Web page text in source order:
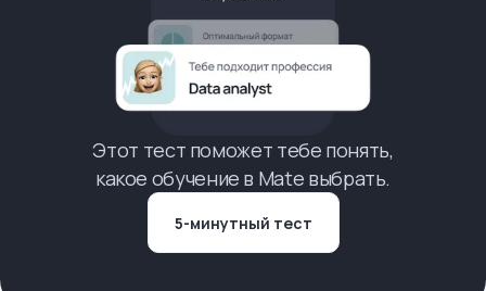
Этот тест поможет тебе понять,
какое обучение в Mate выбрать.
5-минутный тест